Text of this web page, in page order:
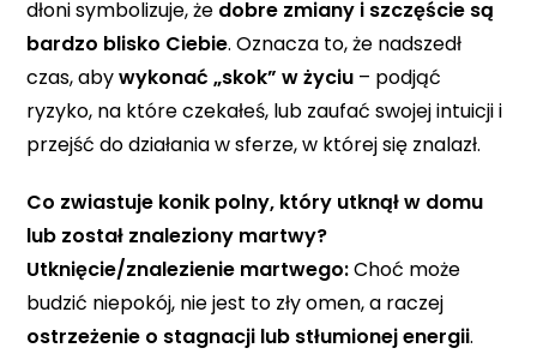
dłoni symbolizuje, że dobre zmiany i szczęście są
bardzo blisko Ciebie. Oznacza to, że nadszedł
czas, abywykonać „skok” w życiu – podjąć
ryzyko, na które czekałeś, lub zaufać swojej intuicji i
przejść do działania w sferze, w której się znalazł.
Co zwiastuje konik polny, który utknął w domu
lub został znaleziony martwy?
Utknięcie/znalezienie martwego:Choć może
budzić niepokój, nie jest to zły omen, a raczej
ostrzeżenie o stagnacji lub stłumionej energii.